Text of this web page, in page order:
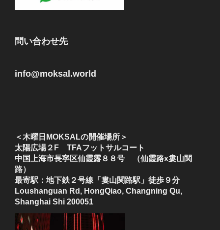
問い合わせ先
info@moksal.world
＜木曜日MOKSALの開催場所＞
太陽広場２F TFAフットサルコート
中国上海市長寧区仙霞露８８号 （仙霞路x婁山関
路）
最寄駅：地下鉄２号線「婁山関路駅」徒歩９分
Loushanguan Rd, HongQiao, Changning Qu,
Shanghai Shi 200051